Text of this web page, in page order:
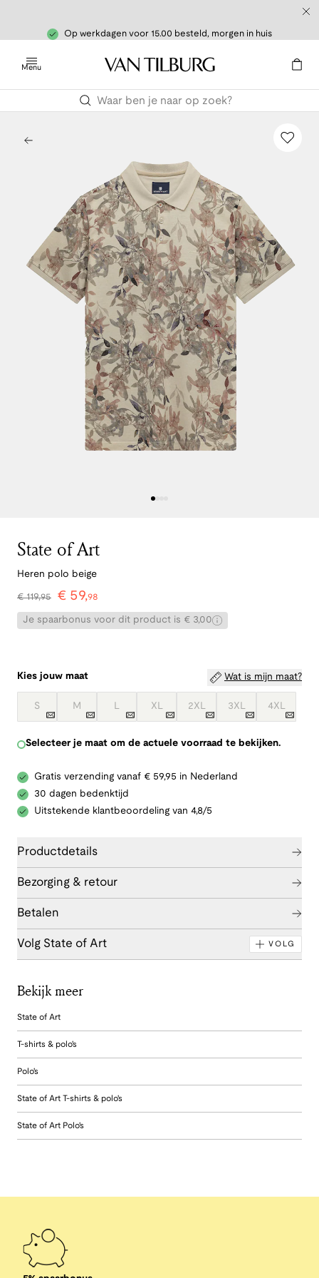
Op werkdagen voor 15.00 besteld, morgen in huis
Menu
State of Art
Heren polo beige
€119,95 € 59,98
Je spaarbonus voor dit product is € 3,00
Kies jouw maat Wat is mijn maat?
S M L XL 2XL 3XL 4XL
Selecteer je maat om de actuele voorraad te bekijken.
Gratis verzending vanaf € 59,95 in Nederland
30 dagen bedenktijd
Uitstekende klantbeoordeling van 4,8/5
Productdetails
Bezorging & retour
Betalen
Volg State of Art VOLG
Bekijk meer
State of Art
T-shirts & polo's
Polo's
State of Art T-shirts & polo's
State of Art Polo's